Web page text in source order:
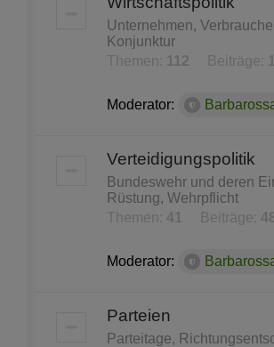
Unternehmen,
Konjunktur
Themen:
112 Beiträge:
Moderator:
Verteidigungspolitik
Bundeswehr und deren
Rüstung, Wehrpflicht
Themen: 41 Beiträge:
Moderator:
Parteien
Parteitage,